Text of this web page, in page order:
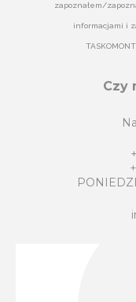
zapoznałem/
informacjami i
Czy